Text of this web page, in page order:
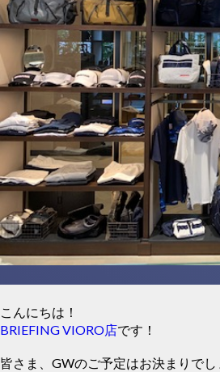
こんにちは！
BRIEFING VIORO店です！
皆さま、GWのご予定はお決まりでし